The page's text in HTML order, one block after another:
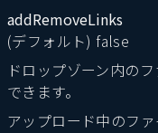
addRemoveLinks
(デフォルト) false
ドロップゾーン内の
できます。
アップロード中のフ